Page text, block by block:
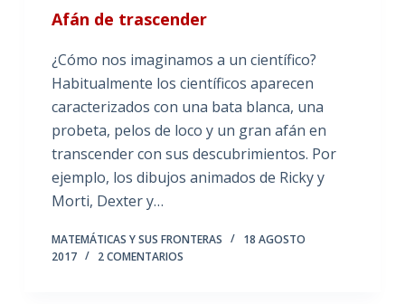
Afán de trascender
¿Cómo nos imaginamos a un científico?
Habitualmente los científicos aparecen
caracterizados con una bata blanca, una
probeta, pelos de loco y un gran afán en
transcender con sus descubrimientos. Por
ejemplo, los dibujos animados de Ricky y
Morti, Dexter y…
MATEMÁTICAS Y SUS FRONTERAS
18 AGOSTO
2017
2 COMENTARIOS